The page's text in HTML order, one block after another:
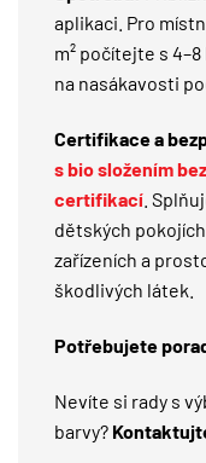
aplikaci. Pro
m² počítejte s
na nasákavosti
Certifikace a
s bio složením
certifikací .
dětských
zařízeních a
škodlivých látek.
Potřebujete
Nevíte si rady s
barvy?